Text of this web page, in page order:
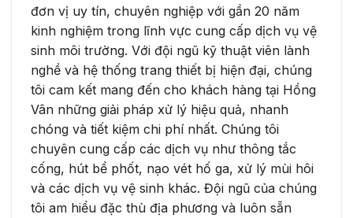
đơn vị uy tín, chuyên nghiệp với gần 20 năm
kinh nghiệm trong lĩnh vực cung cấp dịch vụ vệ
sinh môi trường. Với đội ngũ kỹ thuật viên lành
nghề và hệ thống trang thiết bị hiện đại, chúng
tôi cam kết mang đến cho khách hàng tại Hồng
Vân những giải pháp xử lý hiệu quả, nhanh
chóng và tiết kiệm chi phí nhất. Chúng tôi
chuyên cung cấp các dịch vụ như thông tắc
cống, hút bể phốt, nạo vét hố ga, xử lý mùi hôi
và các dịch vụ vệ sinh khác. Đội ngũ của chúng
tôi am hiểu đặc thù địa phương và luôn sẵn